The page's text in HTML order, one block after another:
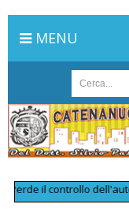
MENU
il controllo dell'auto e